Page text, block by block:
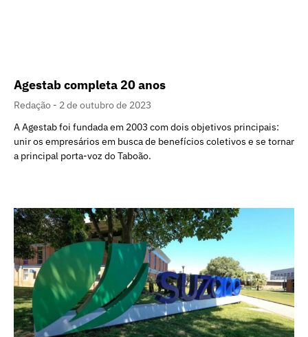
Agestab completa 20 anos
Redação
2 de outubro de 2023
A Agestab foi fundada em 2003 com dois objetivos principais:
unir os empresários em busca de benefícios coletivos e se tornar
a principal porta-voz do Taboão.